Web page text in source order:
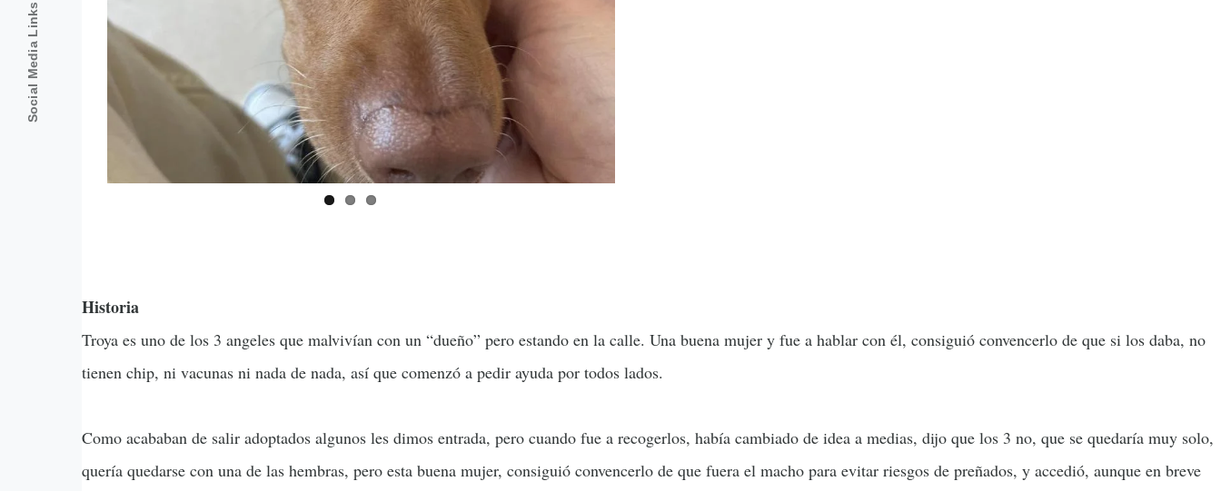
Historia
Troya es uno de los 3 angeles que malvivían con un “dueño” pero estando en la calle. Una buena mujer y fue a hablar con él, consiguió convencerlo de que si los daba, no
tienen chip, ni vacunas ni nada de nada, así que comenzó a pedir ayuda por todos lados.
Como acababan de salir adoptados algunos les dimos entrada, pero cuando fue a recogerlos, había cambiado de idea a medias, dijo que los 3 no, que se quedaría muy solo,
quería quedarse con una de las hembras, pero esta buena mujer, consiguió convencerlo de que fuera el macho para evitar riesgos de preñados, y accedió, aunque en breve
Social Media Links